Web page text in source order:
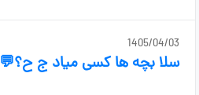
1405/04/03
سلا بچه ها کسی میاد ج ح؟💬